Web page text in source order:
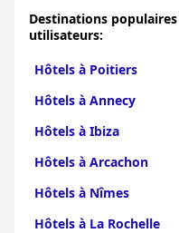
Destinations
utilisateurs:
Hôtels à Poitiers
Hôtels à Annecy
Hôtels à Ibiza
Hôtels à Arcachon
Hôtels à Nîmes
Hôtels à La Rochelle